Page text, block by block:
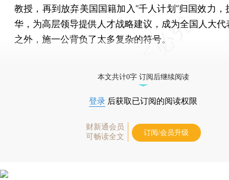
教授，再到放弃美国国籍加入“千人计划”归国效力，
华，为高层领导提供人才战略建议，成为全国人大
之外，施一公背负了太多复杂的符号。
本文共计0字 订阅后继续阅读
登录 后获取已订阅的阅读权限
财新通会员
可畅读全文
订阅/会员升级